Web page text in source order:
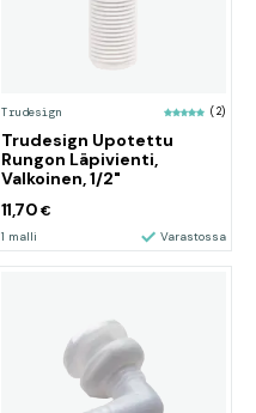
Trudesign (2)
Trudesign Upotettu
Rungon Läpivienti,
Valkoinen, 1/2"
11,70 €
1 malli Varastossa